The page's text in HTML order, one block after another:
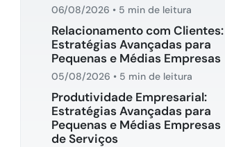
06/08/2026 • 5 min de leitura
Relacionamento com Clientes:
Estratégias Avançadas para
Pequenas e Médias Empresas
05/08/2026 • 5 min de leitura
Produtividade Empresarial:
Estratégias Avançadas para
Pequenas e Médias Empresas
de Serviços